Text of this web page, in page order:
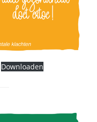
Downloaden